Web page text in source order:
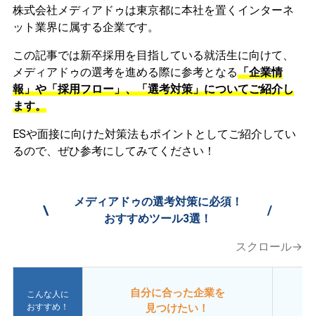
株式会社メディアドゥは東京都に本社を置くインターネ
ット業界に属する企業です。
この記事では新卒採用を目指している就活生に向けて、
メディアドゥの選考を進める際に参考となる「企業情
報」や「採用フロー」、「選考対策」についてご紹介し
ます。
ESや面接に向けた対策法もポイントとしてご紹介してい
るので、ぜひ参考にしてみてください！
\
メディアドゥの選考対策に必須！
おすすめツール3選！
/
スクロール→
こんな人に
おすすめ！
自分に合った企業を
見つけたい！